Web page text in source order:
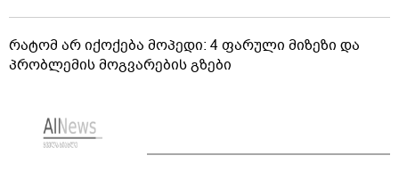
რატომ არ იქოქება მოპედი: 4 ფარული მიზეზი და
პრობლემის მოგვარების გზები